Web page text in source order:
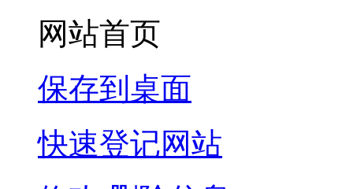
网站首页
保存到桌面
快速登记网站